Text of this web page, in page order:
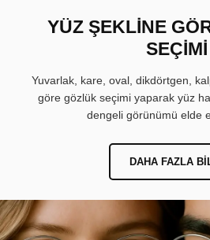
YÜZ ŞEKLİNE
SEÇİMİ
Yuvarlak, kare, oval, dikdörtgen,
göre gözlük seçimi yaparak yüz
dengeli görünümü elde
DAHA FAZLA